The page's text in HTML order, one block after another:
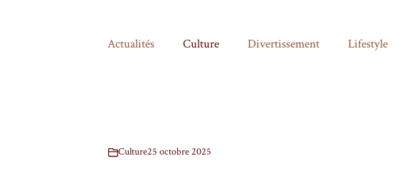
Actualités Culture Divertissement Lifestyle
Culture25 octobre 2025